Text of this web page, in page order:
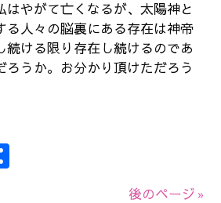
はやがて亡くなるが、太陽神と
る人々の脳裏にある存在は神帝
続ける限り存在し続けるのであ
ろうか。お分かり頂けただろう
後のページ »